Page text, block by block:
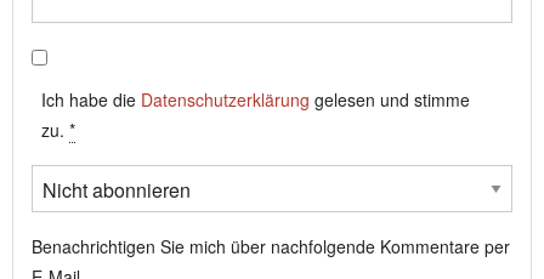
Ich habe die Datenschutzerklärung gelesen und stimme
zu. *
Benachrichtigen Sie mich über nachfolgende Kommentare per